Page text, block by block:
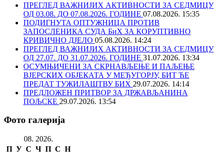
ПРЕГЛЕД ВАЖНИЈИХ АКТИВНОСТИ ЗА СЕДМИЦУ
ОД 03.08. ДО 07.08.2026. ГОДИНЕ 07.08.2026. 15:35
ПОДИГНУТА ОПТУЖНИЦА ПРОТИВ
ЗАПОСЛЕНИКА СУДА БиХ ЗА КОРУПТИВНО
КРИВИЧНО ДЈЕЛО 05.08.2026. 14:24
ПРЕГЛЕД ВАЖНИЈИХ АКТИВНОСТИ ЗА СЕДМИЦУ
ОД 27.07. ДО 31.07.2026. ГОДИНЕ 31.07.2026. 13:34
ОСУМЊИЧЕНИ ЗА СКРНАВЉЕЊЕ И ПАЉЕЊЕ
ВЈЕРСКИХ ОБЈЕКАТА У МЕЂУГОРЈУ, БИТ ЋЕ
ПРЕДАТ ТУЖИЛАШТВУ БИХ 29.07.2026. 14:14
ПРЕДЛОЖЕН ПРИТВОР ЗА ДРЖАВЉАНИНА
ПОЉСКЕ 29.07.2026. 13:54
Фото галерија
08. 2026.
П У С Ч П С Н